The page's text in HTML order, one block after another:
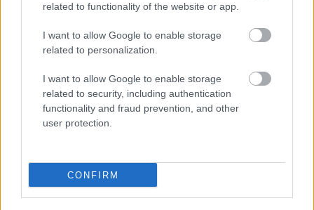
related to functionality of the website or app.
I want to allow Google to enable storage
related to personalization.
I want to allow Google to enable storage
related to security, including authentication
functionality and fraud prevention, and other
user protection.
CONFIRM
HÍREK 2 órája
keddre várható javulás
HÍREK 2 órája